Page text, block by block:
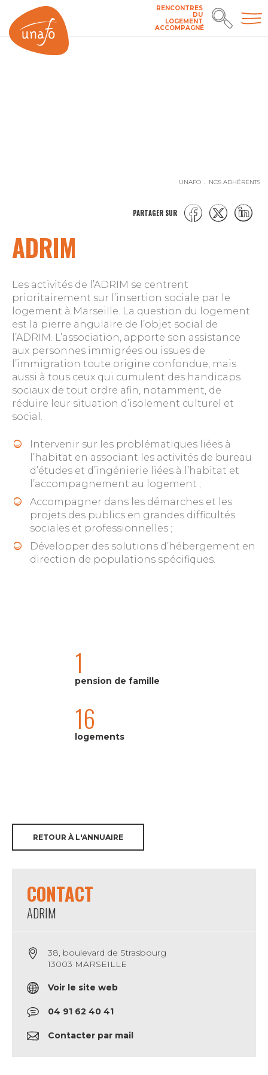
RENCONTRES
DU
LOGEMENT
ACCOMPAGNÉ
RETOUR À L'ANNUAIRE
CONTACT
ADRIM
38, boulevard de Strasbourg
13003 MARSEILLE
Voir le site web
04 91 62 40 41
Contacter par mail
PARTAGER SUR
UNAFO NOS ADHÉRENTS
ADRIM
Les activités de l’ADRIM se centrent
prioritairement sur l’insertion sociale par le
logement à Marseille. La question du logement
est la pierre angulaire de l’objet social de
l’ADRIM. L’association, apporte son assistance
aux personnes immigrées ou issues de
l’immigration toute origine confondue, mais
aussi à tous ceux qui cumulent des handicaps
sociaux de tout ordre afin, notamment, de
réduire leur situation d’isolement culturel et
social.
Intervenir sur les problématiques liées à
l’habitat en associant les activités de bureau
d’études et d’ingénierie liées à l’habitat et
l’accompagnement au logement ;
Accompagner dans les démarches et les
projets des publics en grandes difficultés
sociales et professionnelles ;
Développer des solutions d’hébergement en
direction de populations spécifiques.
1
pension de famille
16
logements